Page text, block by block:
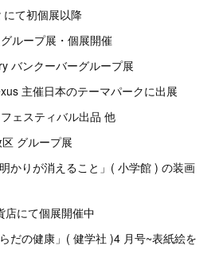
て初個展以降
プ展・個展開催
バンクーバーグループ展
日本のテーマパークに出展
ティバル出品 他
グループ展
かりが消えること」( 小学館 ) の装画
店にて個展開催中
だの健康」( 健学社 )4 月号~表紙絵を